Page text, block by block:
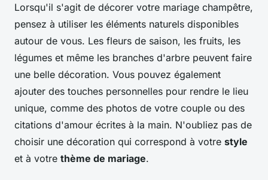
Lorsqu'il s'agit de décorer votre mariage champêtre,
pensez à utiliser les éléments naturels disponibles
autour de vous. Les fleurs de saison, les fruits, les
légumes et même les branches d'arbre peuvent faire
une belle décoration. Vous pouvez également
ajouter des touches personnelles pour rendre le lieu
unique, comme des photos de votre couple ou des
citations d'amour écrites à la main. N'oubliez pas de
choisir une décoration qui correspond à votre style
et à votre thème de mariage.